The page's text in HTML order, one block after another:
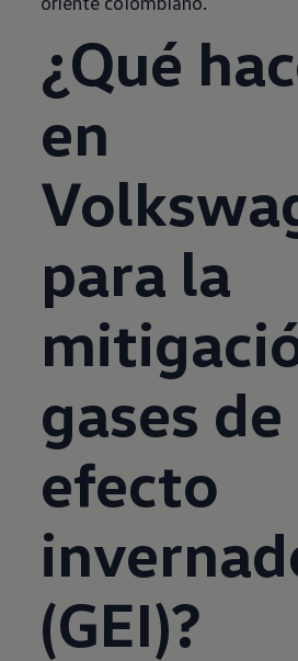
¿Qué
en
para la
gases de
efecto
(GEI)?